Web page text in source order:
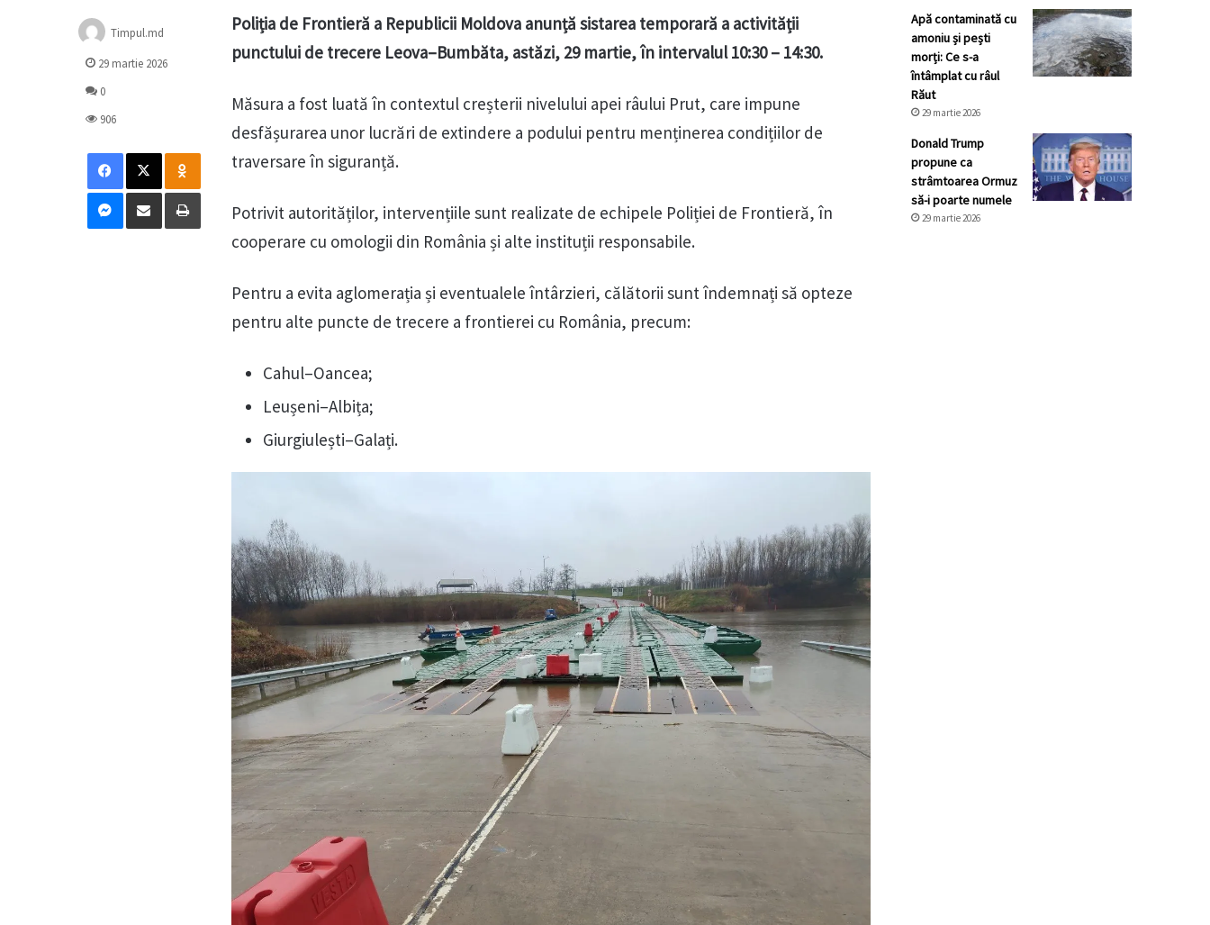
Poliția de Frontieră a Republicii Moldova anunță sistarea temporară a activității
punctului de trecere Leova–Bumbăta, astăzi, 29 martie, în intervalul 10:30 – 14:30.
Măsura a fost luată în contextul creșterii nivelului apei râului Prut, care impune
desfășurarea unor lucrări de extindere a podului pentru menținerea condițiilor de
traversare în siguranță.
Potrivit autorităților, intervențiile sunt realizate de echipele Poliției de Frontieră, în
cooperare cu omologii din România și alte instituții responsabile.
Pentru a evita aglomerația și eventualele întârzieri, călătorii sunt îndemnați să opteze
pentru alte puncte de trecere a frontierei cu România, precum:
Cahul–Oancea;
Leușeni–Albița;
Giurgiulești–Galați.
Timpul.md
29 martie 2026
0
906
Facebook
X Odnoklassniki
Messenger
Distribuie prin mail Tipărește
Apă contaminată cu
amoniu și pești
morți: Ce s-a
întâmplat cu râul
Răut
29 martie 2026
Donald Trump
propune ca
strâmtoarea Ormuz
să-i poarte numele
29 martie 2026